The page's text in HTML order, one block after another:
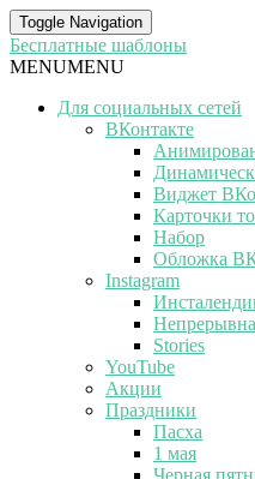
Toggle Navigation
Бесплатные шаблоны
MENUMENU
Для социальных сетей
ВКонтакте
Виджет
Карточки
Набор
Обложка
Instagram
Stories
YouTube
Акции
Праздники
Пасха
1 мая
Черная